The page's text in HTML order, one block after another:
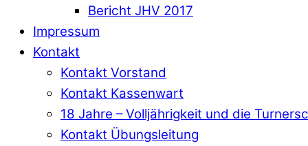
Bericht JHV 2017
Impressum
Kontakt
Kontakt Vorstand
Kontakt Kassenwart
18 Jahre – Volljährigkeit und die
Kontakt Übungsleitung